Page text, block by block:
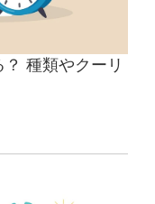
種類やクーリ